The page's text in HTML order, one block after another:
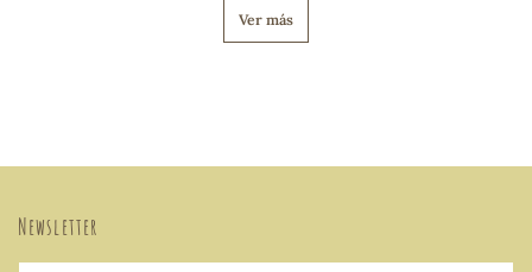
Ver más
Newsletter